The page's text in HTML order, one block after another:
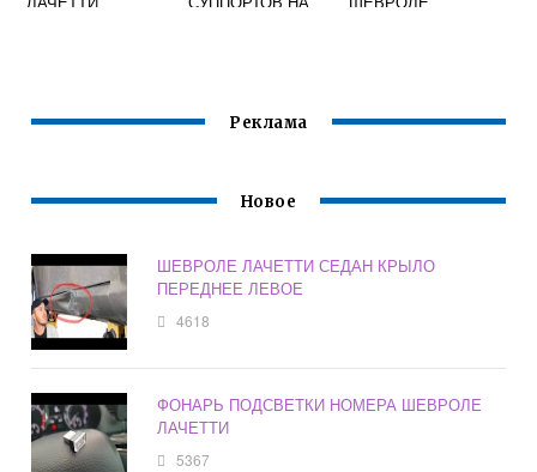
Реклама
Новое
ШЕВРОЛЕ ЛАЧЕТТИ СЕДАН КРЫЛО
ПЕРЕДНЕЕ ЛЕВОЕ
4618
ФОНАРЬ ПОДСВЕТКИ НОМЕРА ШЕВРОЛЕ
ЛАЧЕТТИ
5367